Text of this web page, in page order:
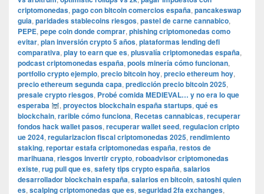
criptomonedas, pago con bitcoin comercios españa, pancakeswap
guia, paridades stablecoins riesgos, pastel de carne cannabico,
PEPE, pepe coin donde comprar, phishing criptomonedas como
evitar, plan inversión crypto 5 años, plataformas lending defi
comparativa, play to earn que es, plusvalía criptomonedas españa,
podcast criptomonedas españa, pools minería cómo funcionan,
portfolio crypto ejemplo, precio bitcoin hoy, precio ethereum hoy,
precio ethereum segunda capa, predicción precio bitcoin 2025,
presale crypto riesgos, Probé comida MEDIEVAL… y no era lo que
esperaba
, proyectos blockchain españa startups, qué es
blockchain, rarible cómo funciona, Recetas cannabicas, recuperar
fondos hack wallet pasos, recuperar wallet seed, regulacion cripto
ue 2024, regularizacion fiscal criptomonedas 2025, rendimiento
staking, reportar estafa criptomonedas españa, restos de
marihuana, riesgos invertir crypto, roboadvisor criptomonedas
existe, rug pull que es, safety tips crypto españa, salarios
desarrollador blockchain españa, salarios en bitcoin, satoshi quien
es, scalping criptomonedas que es, seguridad 2fa exchanges,